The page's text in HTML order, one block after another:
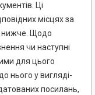
Ці
місцях за
нижче. Щодо
чи наступні
для цього
нього у вигляді-
посилань,